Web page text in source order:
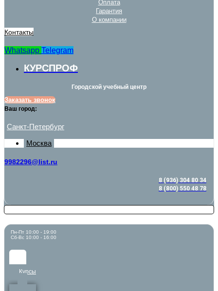
Оплата
Гарантия
О компании
Контакты
Whatsapp Telegram
КУРСПРОФ
Городской учебный центр
Заказать звонок
Ваш город:
Санкт-Петербург
Москва
9982296@list.ru
8 (936) 304 80 34
8 (800) 550 48 78
Пн-Пт 10:00 - 19:00
Сб-Вс 10:00 - 16:00
Курсы